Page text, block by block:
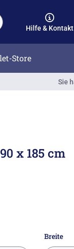
Hilfe & Kontakt
Store
Sie
x 185 cm
Breite